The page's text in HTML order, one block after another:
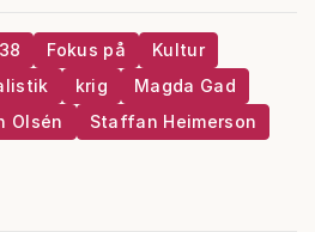
Fokus på
Kultur
krig
Magda Gad
Olsén Staffan Heimerson